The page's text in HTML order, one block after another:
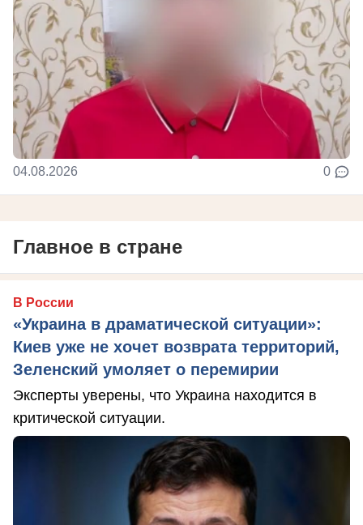
04.08.2026 0
Главное в стране
В России
«Украина в драматической ситуации»:
Киев уже не хочет возврата территорий,
Зеленский умоляет о перемирии
Эксперты уверены, что Украина находится в
критической ситуации.